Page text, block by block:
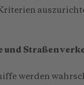
und
werden